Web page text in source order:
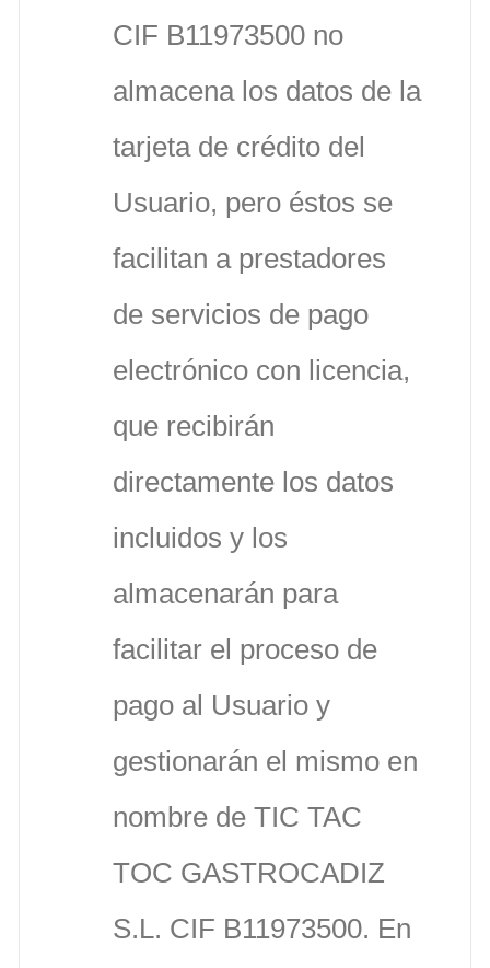
CIF B11973500 no
almacena los datos de la
tarjeta de crédito del
Usuario, pero éstos se
facilitan a prestadores
de servicios de pago
electrónico con licencia,
que recibirán
directamente los datos
incluidos y los
almacenarán para
facilitar el proceso de
pago al Usuario y
gestionarán el mismo en
nombre de TIC TAC
TOC GASTROCADIZ
S.L. CIF B11973500. En